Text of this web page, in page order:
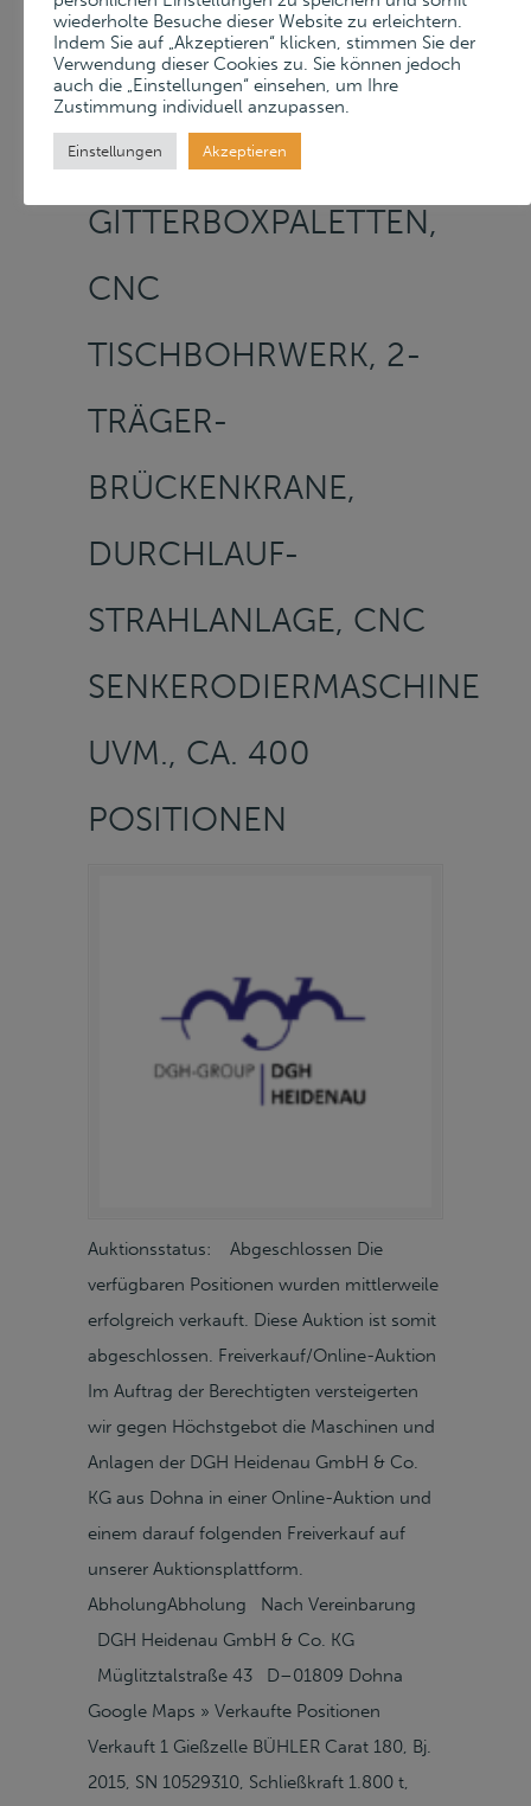
RAHTGURT-S
TRAHLANLAGE, E
URO-G
ITTERBOXPALETTEN, C
NC T
ISCHBOHRWERK, 2-T
RÄGER-B
RÜCKENKRANE, D
URCHLAUF-S
TRAHLANLAGE, CNC S
ENKERODIERMASCHINE U
VM., CA. 400 P
OSITIONEN
Auktionsstatus: Abgeschlossen Die
verfügbaren Positionen wurden mittlerweile
erfolgreich verkauft. Diese Auktion ist somit
abgeschlossen. Freiverkauf/Online-Auktion
Im Auftrag der Berechtigten versteigerten
wir gegen Höchstgebot die Maschinen und
Anlagen der DGH Heidenau GmbH & Co.
KG aus Dohna in einer Online-Auktion und
einem darauf folgenden Freiverkauf auf
unserer Auktionsplattform.
AbholungAbholung Nach Vereinbarung
DGH Heidenau GmbH & Co. KG
Müglitztalstraße 43 D–01809 Dohna
Google Maps » Verkaufte Positionen
Verkauft 1 Gießzelle BÜHLER Carat 180, Bj.
2015, SN 10529310, Schließkraft 1.800 t,
wiederholte Besuche dieser Website zu erleichtern.
Indem Sie auf „Akzeptieren“ klicken, stimmen Sie der
Verwendung dieser Cookies zu. Sie können jedoch
auch die „Einstellungen“ einsehen, um Ihre
Zustimmung individuell anzupassen.
Einstellungen Akzeptieren